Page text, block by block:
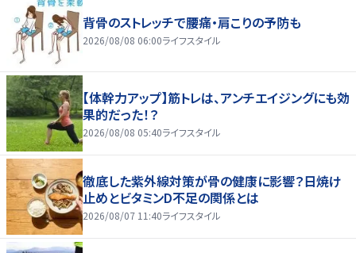
背骨のストレッチで腰痛・肩こりの予防も
2026/08/08 06:00ライフスタイル
【体幹力アップ】筋トレは、アンチエイジングにも効
果的だった！？
2026/08/08 05:40ライフスタイル
徹底した紫外線対策が骨の健康に影響？日焼け
止めとビタミンD不足の関係とは
2026/08/07 11:40ライフスタイル